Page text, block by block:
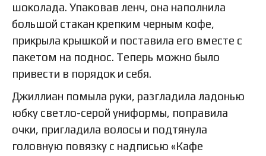
шоколада. Упаковав ленч, она наполнила
большой стакан крепким черным кофе,
прикрыла крышкой и поставила его вместе с
пакетом на поднос. Теперь можно было
привести в порядок и себя.
Джиллиан помыла руки, разгладила ладонью
юбку светло-серой униформы, поправила
очки, пригладила волосы и подтянула
головную повязку с надписью «Кафе